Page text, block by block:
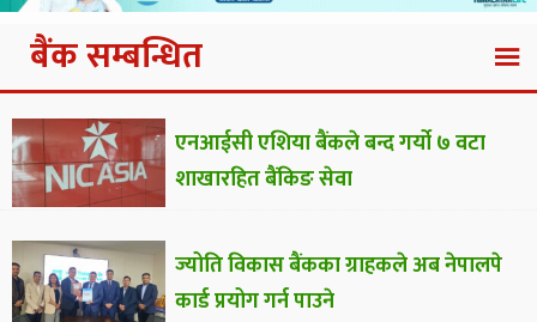
बैंक सम्बन्धित
एनआईसी एशिया बैंकले बन्द गर्यो ७ वटा
शाखारहित बैंकिङ सेवा
ज्योति विकास बैंकका ग्राहकले अब नेपालपे
कार्ड प्रयोग गर्न पाउने